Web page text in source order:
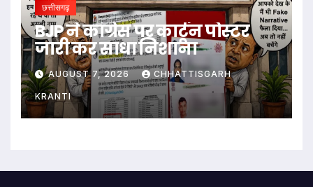
छत्तीसगढ़
BJP ने कांग्रेस पर कार्टून पोस्टर
जारी कर साधा निशाना
AUGUST 7, 2026 CHHATTISGARH
KRANTI